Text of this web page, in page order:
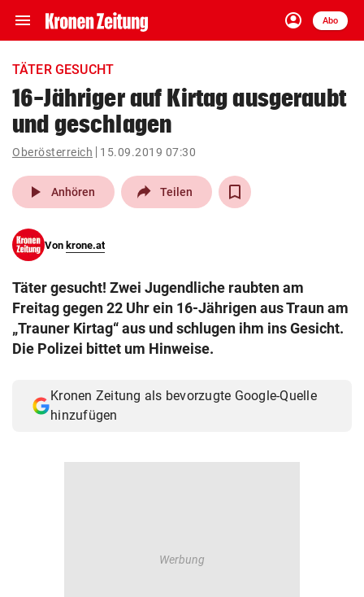
menu Navigation
ein-/ausklappen
account_circle
Anmelden
Abo
close Schließen
account_circle Anmelden
pin_drop
Wien arrow_right
search
eingeben
Muthgasse 2, 1190 Wien
TÄTER GESUCHT
16-Jähriger auf Kirtag ausgeraubt
und geschlagen
Oberösterreich 15.09.2019 07:30
play_arrow Anhören Teilen
Von krone.at
Täter gesucht! Zwei Jugendliche raubten am
Freitag gegen 22 Uhr ein 16-Jährigen aus Traun am
„Trauner Kirtag“ aus und schlugen ihm ins Gesicht.
Die Polizei bittet um Hinweise.
Kronen Zeitung als bevorzugte Google-Quelle
hinzufügen